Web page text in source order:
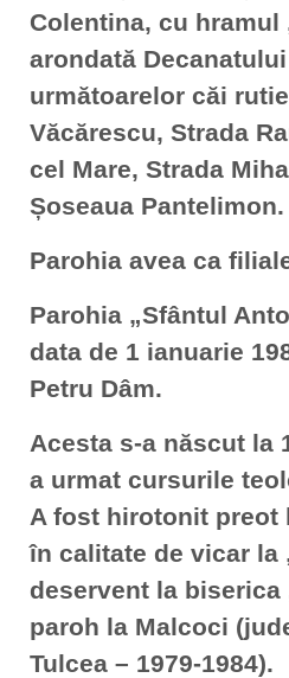
Colentina, cu hramul
arondată
următoarelor căi
Văcărescu, Strada
cel Mare, Strada
Șoseaua Pantelimon.
Parohia avea ca
Parohia „Sfântul
data de 1 ianuarie
Petru Dâm.
Acesta s-a născut la
a urmat cursurile
A fost hirotonit preot
în calitate de vicar la
deservent la biserica
paroh la Malcoci
Tulcea – 1979-1984).